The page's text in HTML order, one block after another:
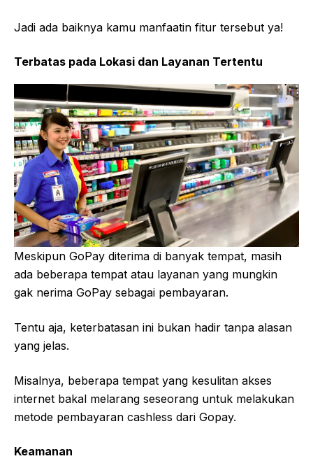
Jadi ada baiknya kamu manfaatin fitur tersebut ya!
Terbatas pada Lokasi dan Layanan Tertentu
Meskipun GoPay diterima di banyak tempat, masih
ada beberapa tempat atau layanan yang mungkin
gak nerima GoPay sebagai pembayaran.
Tentu aja, keterbatasan ini bukan hadir tanpa alasan
yang jelas.
Misalnya, beberapa tempat yang kesulitan akses
internet bakal melarang seseorang untuk melakukan
metode pembayaran cashless dari Gopay.
Keamanan